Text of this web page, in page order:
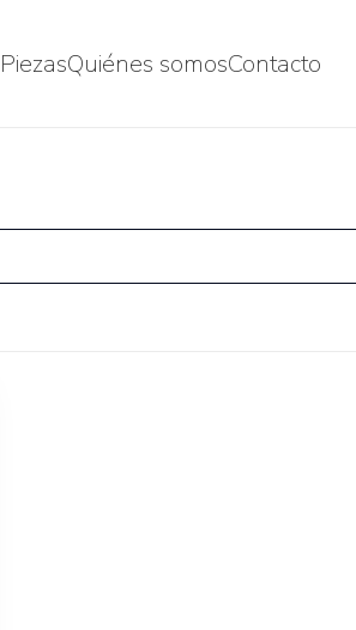
PiezasQuiénes somosContacto